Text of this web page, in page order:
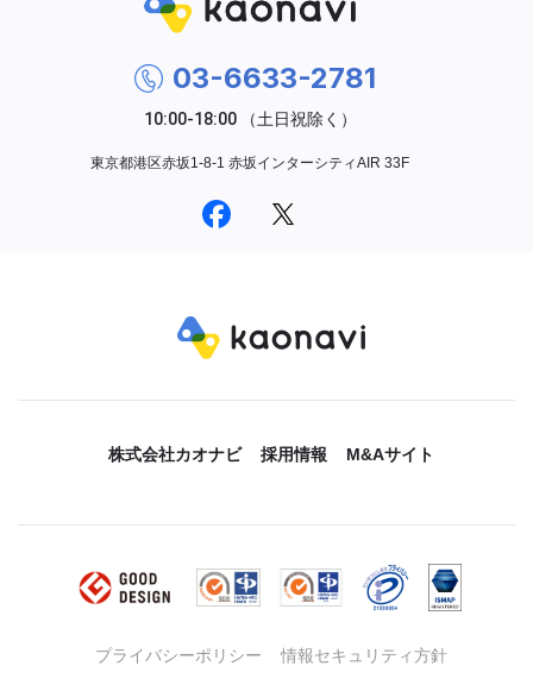
03-6633-2781
東京都港区赤坂1-8-1 赤坂インターシティAIR 33F
株式会社カオナビ 採用情報 M&Aサイト
プライバシーポリシー 情報セキュリティ方針